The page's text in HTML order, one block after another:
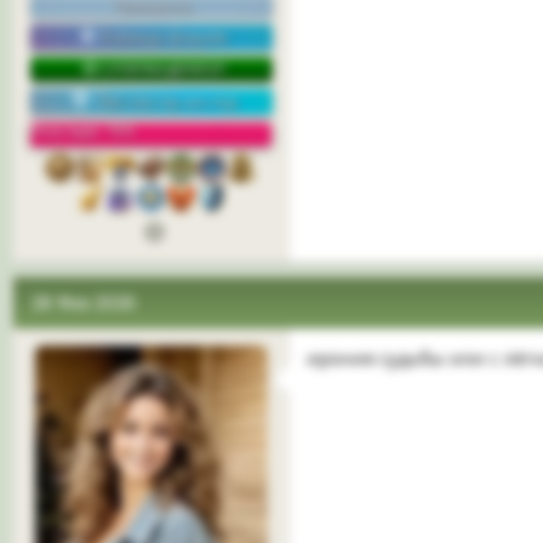
СУПЕРМОДЕРАТОР
Топ-постер месяца
Репутация: 76%
28 Фев 2026
ирония судьбы или с